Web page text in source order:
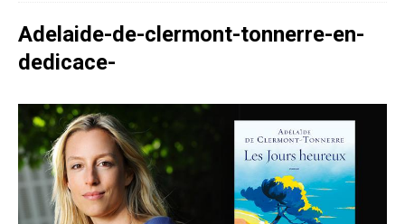
Adelaide-de-clermont-tonnerre-en-
dedicace-